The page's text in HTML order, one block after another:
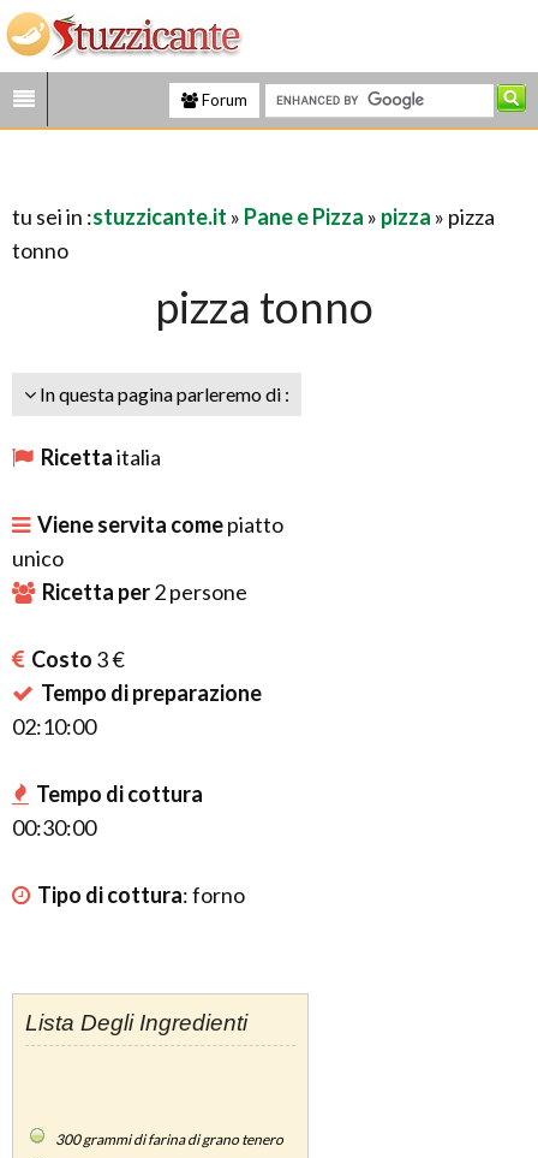
Forum
tu sei in :stuzzicante.it » Pane e Pizza » pizza » pizza
tonno
pizza tonno
In questa pagina parleremo di :
Ricettaitalia
Viene servita comepiatto
unico
Ricetta per2persone
Costo 3 €
Tempo di preparazione
02:10:00
Tempo di cottura
00:30:00
Tipo di cottura:forno
Lista Degli Ingredienti
300grammi di farina di grano tenero